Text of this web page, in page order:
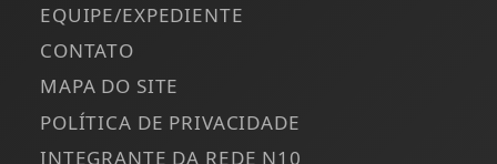
EQUIPE/EXPEDIENTE
CONTATO
MAPA DO SITE
POLÍTICA DE PRIVACIDADE
INTEGRANTE DA REDE N10